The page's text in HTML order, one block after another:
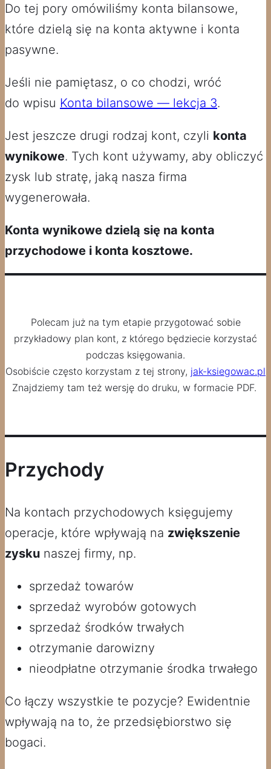
Do tej pory omówiliśmy konta bilansowe,
które dzielą się na konta aktywne i konta
pasywne.
Jeśli nie pamiętasz, o co chodzi, wróć
do wpisu Konta bilansowe — lekcja 3.
Jest jeszcze drugi rodzaj kont, czyli konta
wynikowe. Tych kont używamy, aby obliczyć
zysk lub stratę, jaką nasza firma
wygenerowała.
Konta wynikowe dzielą się na konta
przychodowe i konta kosztowe.
Polecam już na tym etapie przygotować sobie
przykładowy plan kont, z którego będziecie korzystać
podczas księgowania.
Osobiście często korzystam z tej strony, jak-ksiegowac.pl
Znajdziemy tam też wersję do druku, w formacie PDF.
Przychody
Na kontach przychodowych księgujemy
operacje, które wpływają na zwiększenie
zysku naszej firmy, np.
sprzedaż towarów
sprzedaż wyrobów gotowych
sprzedaż środków trwałych
otrzymanie darowizny
nieodpłatne otrzymanie środka trwałego
Co łączy wszystkie te pozycje? Ewidentnie
wpływają na to, że przedsiębiorstwo się
bogaci.